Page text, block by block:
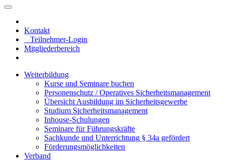
Kontakt
Teilnehmer-Login
Mitgliederbereich
Weiterbildung
Kurse und Seminare buchen
Personenschutz / Operatives Sicherheitsmanagement
Übersicht Ausbildung im Sicherheitsgewerbe
Studium Sicherheitsmanagement
Inhouse-Schulungen
Seminare für Führungskräfte
Sachkunde und Unterrichtung § 34a gefördert
Förderungsmöglichkeiten
Verband